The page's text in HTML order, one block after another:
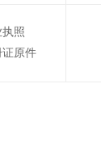
照
原件